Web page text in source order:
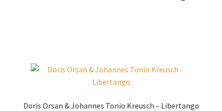
Doris Orsan & Johannes Tonio Kreusch – Libertango